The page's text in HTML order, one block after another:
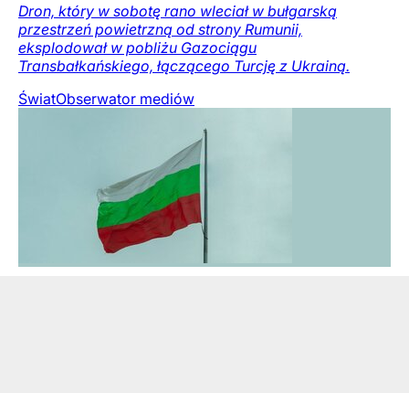
Dron, który w sobotę rano wleciał w bułgarską
przestrzeń powietrzną od strony Rumunii,
eksplodował w pobliżu Gazociągu
Transbałkańskiego, łączącego Turcję z Ukrainą.
ŚwiatObserwator mediów